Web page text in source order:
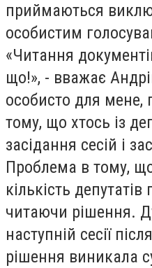
приймаються
особистим
«Читання
що!», - вважає
особисто для мене,
тому, що хтось із
засідання сесій і
Проблема в тому,
кількість
читаючи рішення.
наступній сесії
рішення виникала